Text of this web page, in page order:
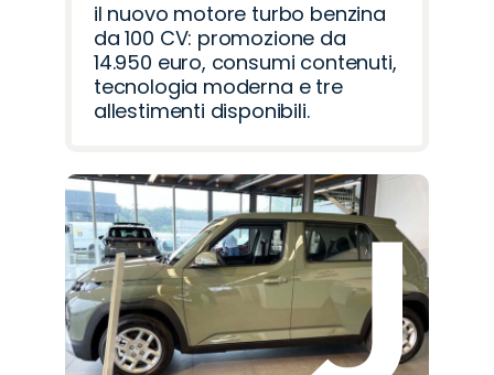
il nuovo motore turbo benzina
da 100 CV: promozione da
14.950 euro, consumi contenuti,
tecnologia moderna e tre
allestimenti disponibili.